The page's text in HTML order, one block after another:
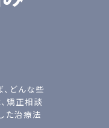
どんな些
矯正相談
た治療法